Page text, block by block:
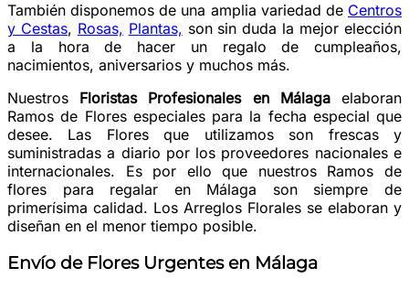
También disponemos de una amplia variedad de Centros
y Cestas, Rosas, Plantas, son sin duda la mejor elección
a la hora de hacer un regalo de cumpleaños,
nacimientos, aniversarios y muchos más.
Nuestros Floristas Profesionales en Málagaelaboran
Ramos de Flores especiales para la fecha especial que
desee. Las Flores que utilizamos son frescas y
suministradas a diario por los proveedores nacionales e
internacionales. Es por ello que nuestros Ramos de
flores para regalar en Málaga son siempre de
primerísima calidad. Los Arreglos Florales se elaboran y
diseñan en el menor tiempo posible.
Envío de Flores Urgentes en Málaga